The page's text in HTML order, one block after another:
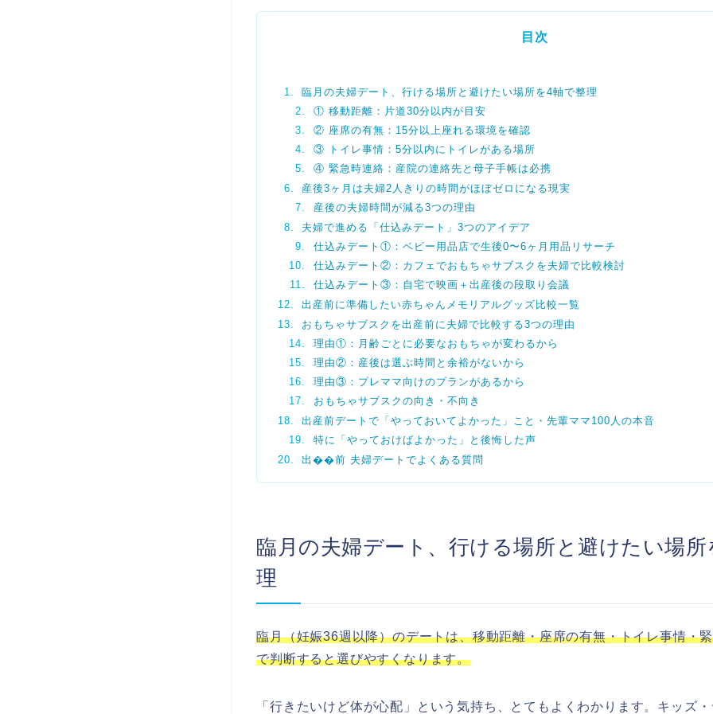
目次
臨月の夫婦デート、行ける場所と避けたい場所を4軸で整理
① 移動距離：片道30分以内が目安
② 座席の有無：15分以上座れる環境を確認
③ トイレ事情：5分以内にトイレがある場所
④ 緊急時連絡：産院の連絡先と母子手帳は必携
産後3ヶ月は夫婦2人きりの時間がほぼゼロになる現実
産後の夫婦時間が減る3つの理由
夫婦で進める「仕込みデート」3つのアイデア
仕込みデート①：ベビー用品店で生後0〜6ヶ月用品リサーチ
仕込みデート②：カフェでおもちゃサブスクを夫婦で比較検討
仕込みデート③：自宅で映画＋出産後の段取り会議
出産前に準備したい赤ちゃんメモリアルグッズ比較一覧
おもちゃサブスクを出産前に夫婦で比較する3つの理由
理由①：月齢ごとに必要なおもちゃが変わるから
理由②：産後は選ぶ時間と余裕がないから
理由③：プレママ向けのプランがあるから
おもちゃサブスクの向き・不向き
出産前デートで「やっておいてよかった」こと・先輩ママ100人の本音
特に「やっておけばよかった」と後悔した声
出��前 夫婦デートでよくある質問
臨月の夫婦デート、行ける場所と避けたい場
理
臨月（妊娠36週以降）のデートは、移動距離・座席の有無・トイレ事情・
で判断すると選びやすくなります。
「行きたいけど体が心配」という気持ち、とてもよくわかります。キッズ